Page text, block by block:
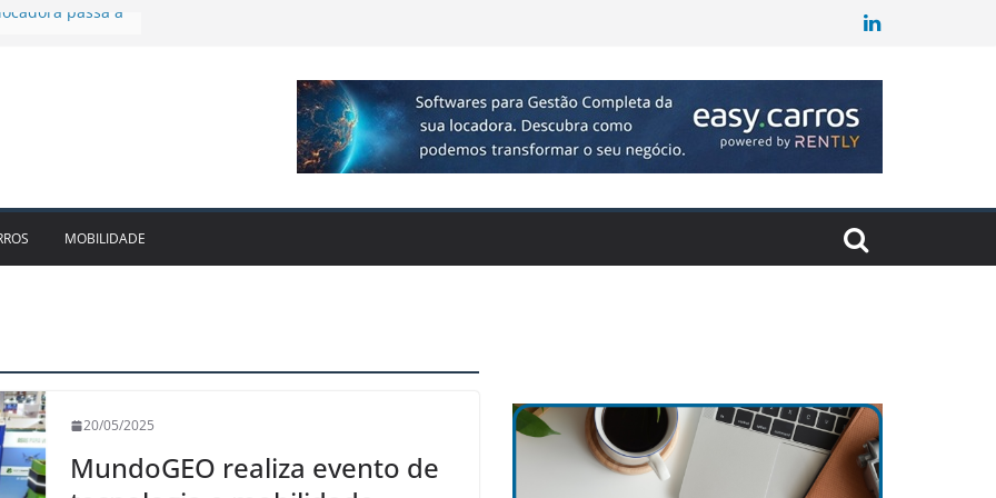
presença no
no 2T26 e
parceria para
MOBILIDADE
20/05/2025
MundoGEO realiza evento de